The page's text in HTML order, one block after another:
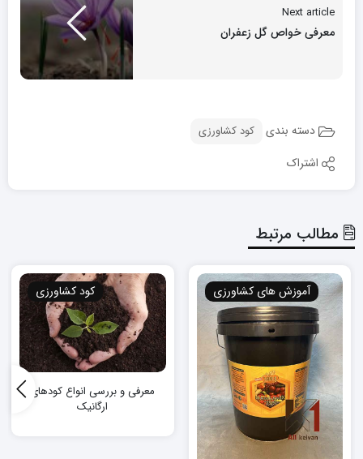
Next article
معرفی خواص گل زعفران
دسته بندی کود کشاورزی
اشتراک
مطالب مرتبط
آموزش های کشاورزی کود کشاورزی
معرفی و بررسی انواع کودهای
ارگانیک